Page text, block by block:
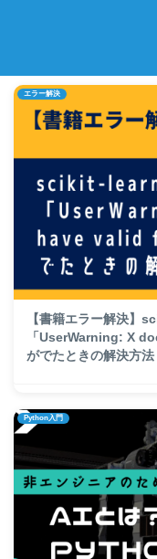
エラー解決
【書籍エラー解決】
「UserWarning: X
がでたときの解決方法
Python入門